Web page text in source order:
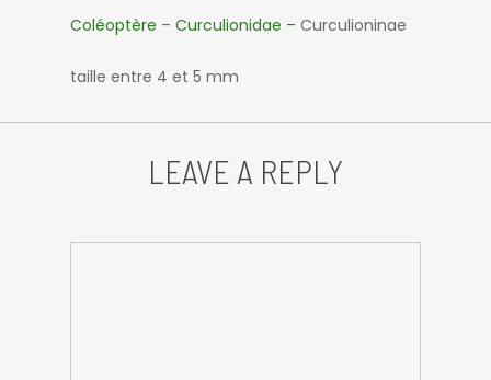
Coléoptère – Curculionidae – Curculioninae
taille entre 4 et 5 mm
LEAVE A REPLY